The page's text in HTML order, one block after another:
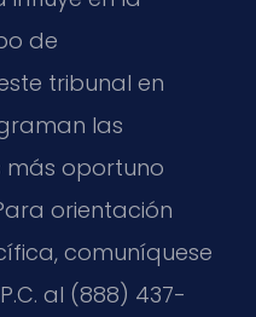
de
tribunal en
las
más oportuno
orientación
comuníquese
al (888) 437-